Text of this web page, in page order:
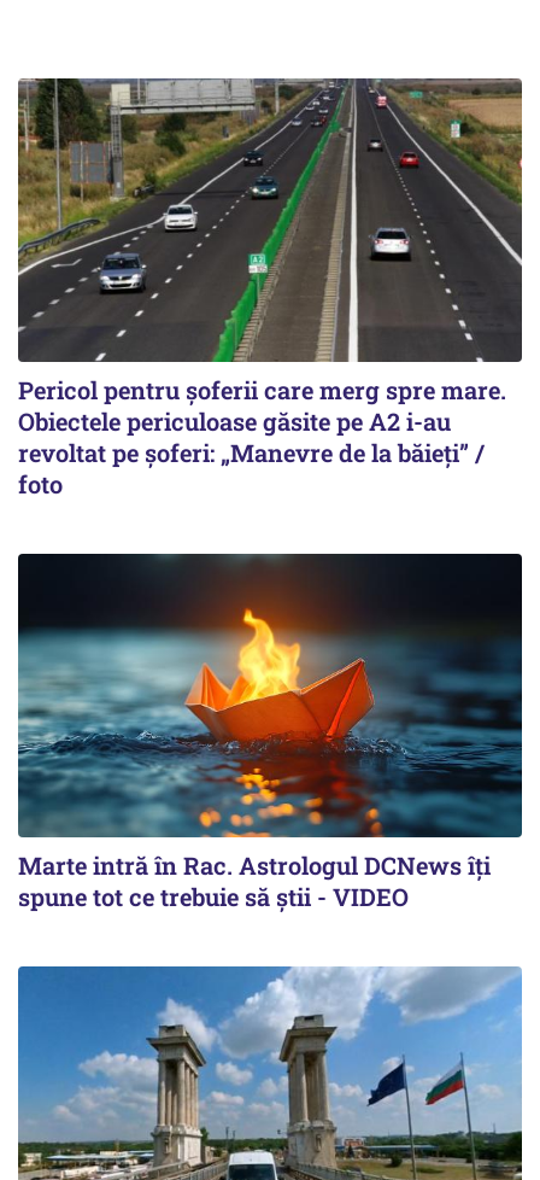
Pericol pentru șoferii care merg spre mare.
Obiectele periculoase găsite pe A2 i-au
revoltat pe șoferi: „Manevre de la băieți” /
foto
Marte intră în Rac. Astrologul DCNews îți
spune tot ce trebuie să știi - VIDEO